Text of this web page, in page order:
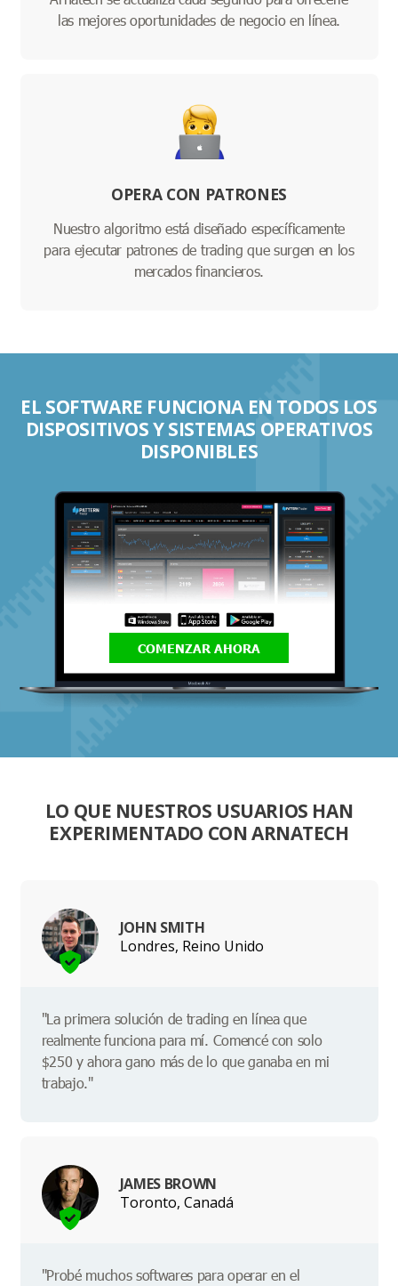
las mejores oportunidades de negocio en línea.
OPERA CON PATRONES
Nuestro algoritmo está diseñado específicamente
para ejecutar patrones de trading que surgen en los
mercados financieros.
EL SOFTWARE FUNCIONA EN TODOS LOS
DISPOSITIVOS Y SISTEMAS OPERATIVOS
DISPONIBLES
COMENZAR AHORA
LO QUE NUESTROS USUARIOS HAN
EXPERIMENTADO CON ARNATECH
JOHN SMITH
Londres, Reino Unido
"La primera solución de trading en línea que
realmente funciona para mí. Comencé con solo
$250 y ahora gano más de lo que ganaba en mi
trabajo."
JAMES BROWN
Toronto, Canadá
"Probé muchos softwares para operar en el